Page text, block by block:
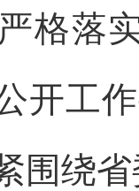
格落
开工
围绕